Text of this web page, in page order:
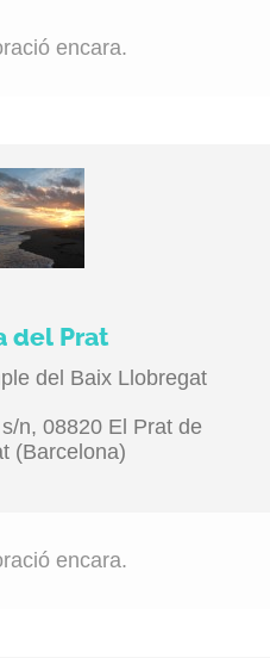
encara.
del Prat
del Baix Llobregat
n, 08820 El Prat de
(Barcelona)
encara.